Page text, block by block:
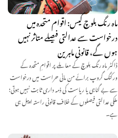
ماہ رنگ بلوچ کیس: اقوام متحدہ میں
درخواست سے عدالتی فیصلے متاثر نہیں
ہوں گے، قانونی ماہرین
ڈاکٹر ماہ رنگ بلوچ کے معاملے پر اقوامِ متحدہ کے
ورکنگ گروپ برائے من مانی حراست میں درخواست
سے بے گناہی یا ریاست کی ذمہ داری ثابت نہیں ہوتی؛
ملکی عدالتی فیصلوں کے خلاف قانونی راستہ اپیل ہی
ہے۔